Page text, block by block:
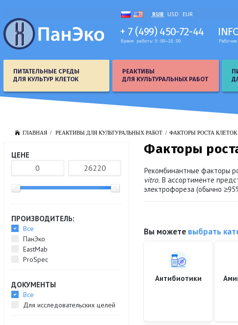
RUB USD EUR
+ 7 (499) 450-72-44
Время работы 9:00–18:00
ПИТАТЕЛЬНЫЕ СРЕДЫ
ДЛЯ КУЛЬТУР КЛЕТОК
РЕАКТИВЫ
ДЛЯ КУЛЬТУРАЛЬНЫХ РАБОТ
ГЛАВНАЯ РЕАКТИВЫ ДЛЯ КУЛЬТУРАЛЬНЫХ РАБОТ ФАКТОРЫ РОСТА КЛЕТОК
ЦЕНЕ
ПРОИЗВОДИТЕЛЬ:
Все
ПанЭко
EastMab
ProSpec
ДОКУМЕНТЫ
Все
Для исследовательских целей
Факторы
Рекомбинантные факторы
vitro. В ассортименте
электрофореза (обычно
Вы можете выбрать
Антибиотики